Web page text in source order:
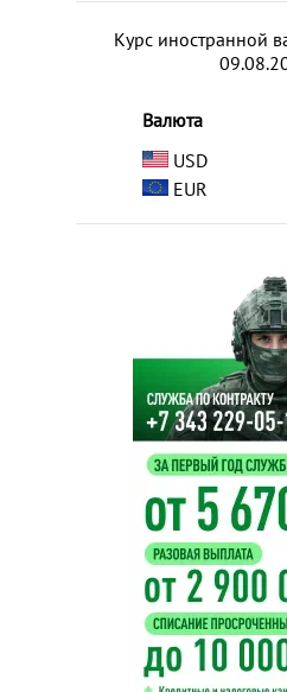
Курс иностранной
Валюта
USD
EUR